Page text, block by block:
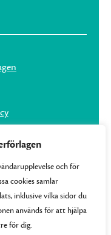
och för
cookies samlar
inklusive vilka sidor du
används för att hjälpa
för dig.